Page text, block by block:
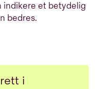
indikere et betydelig
bedres.
i